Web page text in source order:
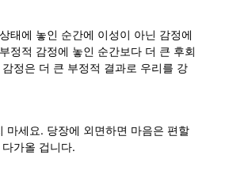
태에 놓인 순간에 이성이 아닌 감정에
정적 감정에 놓인 순간보다 더 큰 후회
정은 더 큰 부정적 결과로 우리를 강
마세요. 당장에 외면하면 마음은 편할
가올 겁니다.